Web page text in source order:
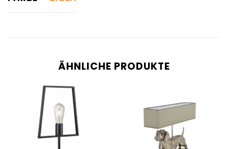
ÄHNLICHE PRODUKTE